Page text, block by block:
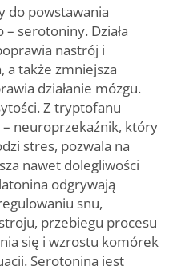
do powstawania
serotoniny. Działa
nastrój i
a także zmniejsza
działanie mózgu.
Z tryptofanu
neuroprzekaźnik, który
stres, pozwala na
nawet dolegliwości
odgrywają
snu,
przebiegu procesu
się i wzrostu komórek
Serotonina jest